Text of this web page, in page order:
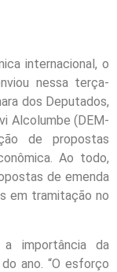
internacional, o
nessa terça-
dos Deputados,
Alcolumbe (DEM-
de propostas
Ao todo,
de emenda
em tramitação no
importância da
ano. “O esforço